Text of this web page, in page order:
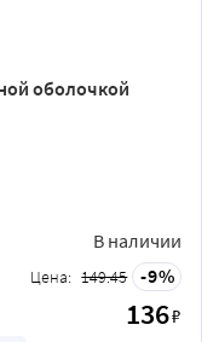
оболочкой
В наличии
Цена: 149.45 9
136₽